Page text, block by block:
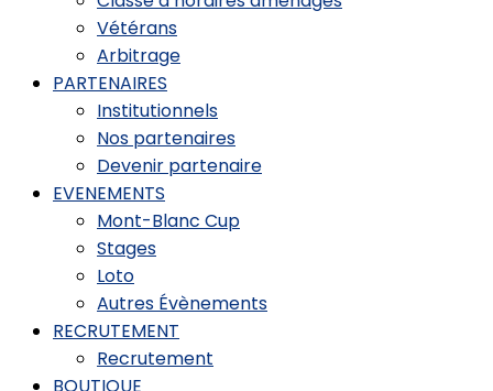
Vétérans
Arbitrage
PARTENAIRES
Institutionnels
Nos partenaires
Devenir partenaire
EVENEMENTS
Mont-Blanc Cup
Stages
Loto
Autres Évènements
RECRUTEMENT
Recrutement
BOUTIQUE